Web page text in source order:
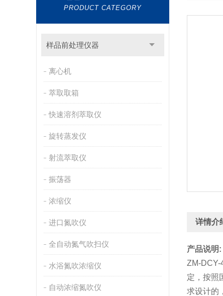
PRODUCT CATEGORY
样品前处理仪器
离心机
萃取取箱
快速溶剂萃取仪
旋转蒸发仪
射流萃取仪
振荡器
浓缩仪
进口氮吹仪
全自动氮气吹扫仪
水浴氮吹浓缩仪
自动浓缩氮吹仪
详情介
产品说明:
ZM-DCY-
定，按照
求设计的